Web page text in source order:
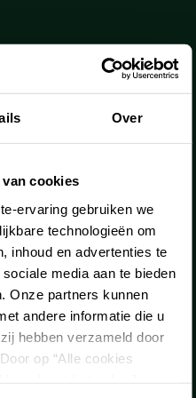
Over
cookies
ervaring gebruiken we
technologieën om
inhoud en advertenties te
media aan te bieden
Onze partners kunnen
andere informatie die u
hebben verzameld door
op “Alle cookies
solderen en lassen is de
lagere temperaturen
smelten. Solderen is
taken waarbij de
behouden moet
hangt af van
Of het nu gaat om de
efficiëntie van
unieke voordelen voor het
toepassingen. Heeft u
op.